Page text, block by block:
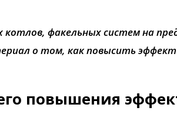
факельных систем на
о том, как повысить
повышения